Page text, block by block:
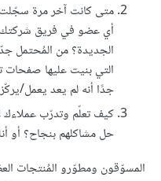
متى كانت آخر مرة
أي عضو في فريق شركتك
الجديدة؟ من المُحتمل
التي بنيت عليها
جدًا أنه لم يعد يعمل/
كيف تعلّم وتدرّب
حل مشاكلهم بنجاح؟ أو
المسوّقون ومطوّرو المُنتجات